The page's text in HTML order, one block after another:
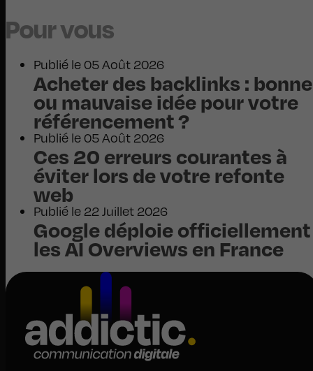
Pour vous
Publié le 05 Août 2026
Acheter des backlinks : bonne
ou mauvaise idée pour votre
référencement ?
Publié le 05 Août 2026
Ces 20 erreurs courantes à
éviter lors de votre refonte
web
Publié le 22 Juillet 2026
Google déploie officiellement
les AI Overviews en France